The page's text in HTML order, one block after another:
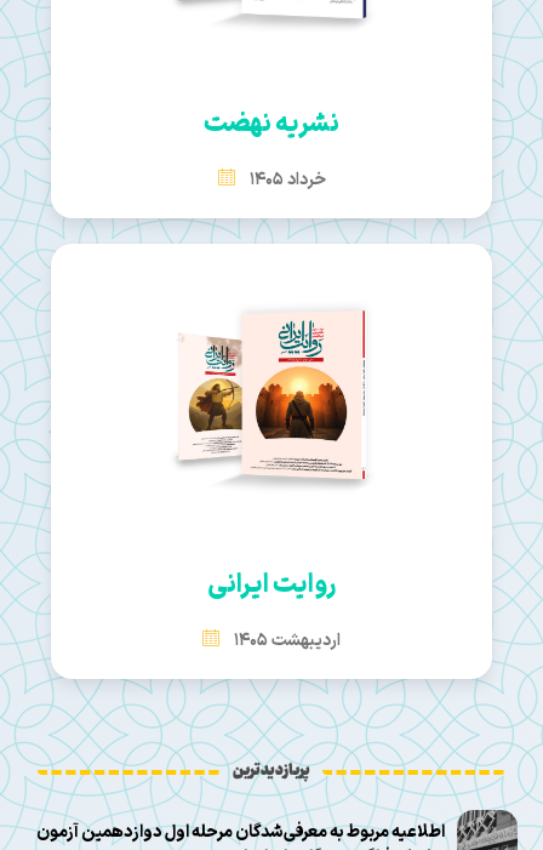
نشریه نهضت
خرداد 1405
روایت ایرانی
اردیبهشت 1405
پربازدیدترین
اطلاعیه مربوط به معرفی‌شدگان مرحله اول دوازدهمین آزمون